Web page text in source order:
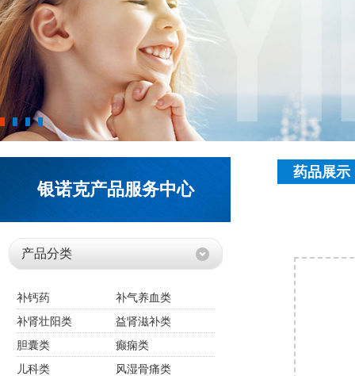
银诺克产品服务中心
产品分类
补钙药
补气养血类
补肾壮阳类
益肾滋补类
胆囊类
癫痫类
儿科类
风湿骨痛类
药品展示